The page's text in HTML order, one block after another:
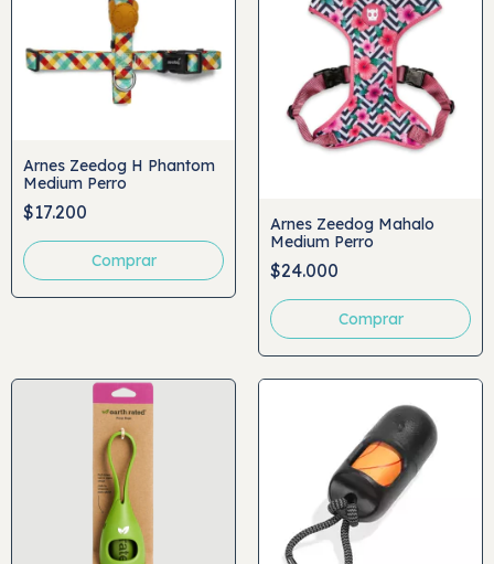
Arnes Zeedog H Phantom
Medium Perro
$17.200
Arnes Zeedog Mahalo
Medium Perro
$24.000